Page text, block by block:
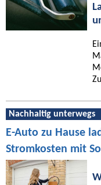
Nachhaltig unterwegs
E-Auto zu Hause
Stromkosten mit